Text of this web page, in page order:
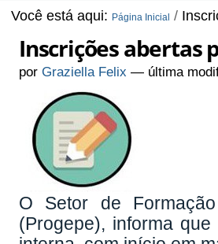
Você está aqui: Página Inicial /
Inscrições abertas
porGraziella Felix — última
O Setor de
(Progepe), informa